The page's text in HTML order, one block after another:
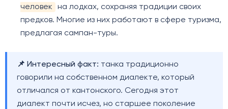
человек
на лодках, сохраняя традиции своих
предков. Многие из них работают в сфере туризма,
предлагая сампан-туры.
📌 Интересный факт: танка традиционно
говорили на собственном диалекте, который
отличался от кантонского. Сегодня этот
диалект почти исчез, но старшее поколение